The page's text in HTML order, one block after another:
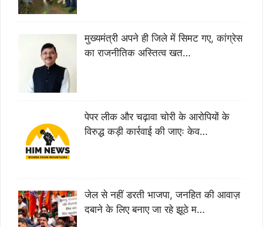
मुख्यमंत्री अपने ही जिले में सिमट गए, कांग्रेस
का राजनीतिक अस्तित्व खत…
पेपर लीक और चढ़ावा चोरी के आरोपियों के
विरुद्ध कड़ी कार्रवाई की जाएः केव…
जेल से नहीं डरती भाजपा, जनहित की आवाज़
दबाने के लिए बनाए जा रहे झूठे म…